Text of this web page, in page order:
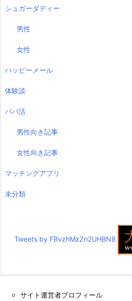
シュガーダディー
男性
女性
ハッピーメール
体験談
パパ活
男性向き記事
女性向き記事
マッチングアプリ
未分類
Tweets by FBvzhMzZn2UHBN8
サイト運営者プロフィール